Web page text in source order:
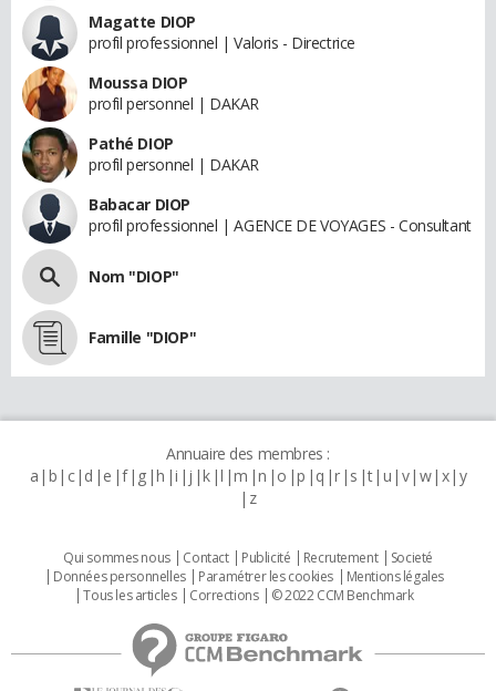
Magatte DIOP
profil professionnel | Valoris - Directrice
Moussa DIOP
profil personnel | DAKAR
Pathé DIOP
profil personnel | DAKAR
Babacar DIOP
profil professionnel | AGENCE DE VOYAGES - Consultant
Nom "DIOP"
Famille "DIOP"
Annuaire des membres :
a b c d e f g h i j k l m n o p q r s t u v w x y
z
Qui sommes nous Contact Publicité Recrutement
Societé
Données personnelles
Paramétrer les cookies
Mentions légales
Tous les articles
Corrections © 2022 CCM Benchmark